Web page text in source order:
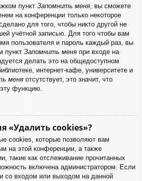
пункт Запомнить меня , вы сможете
на конференции только некоторое
для того, чтобы никто другой не
учётной записью. Для того чтобы вам
пользователя и пароль каждый раз, вы
пункт Запомнить меня при входе на
делать это на общедоступном
интернет-кафе, университете и
меня отсутствует, это значит, что
функцию.
«Удалить cookies»?
cookies, которые позволяют вам
на этой конференции, а также
такие как отслеживание прочитанных
включена администратором. Если
со входом или выходом на данной